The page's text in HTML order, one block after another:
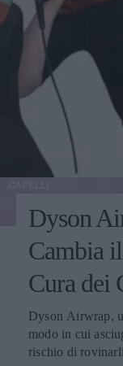
Dyson
Cambia
Cura dei
Dyson Airwrap,
modo in cui
rischio di